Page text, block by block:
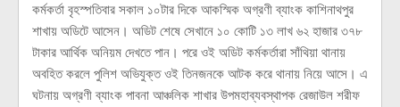
কর্মকর্তা বৃহস্পতিবার সকাল ১০টার দিকে আকস্মিক অগ্রণী ব্যাংক কাশিনাথপুর
শাখায় অডিটে আসেন। অডিট শেষে সেখানে ১০ কোটি ১৩ লাখ ৬২ হাজার ৩৭৮
টাকার আর্থিক অনিয়ম দেখতে পান। পরে ওই অডিট কর্মকর্তারা সাঁথিয়া থানায়
অবহিত করলে পুলিশ অভিযুক্ত ওই তিনজনকে আটক করে থানায় নিয়ে আসে। এ
ঘটনায় অগ্রণী ব্যাংক পাবনা আঞ্চলিক শাখার উপমহাব্যবস্থাপক রেজাউল শরীফ